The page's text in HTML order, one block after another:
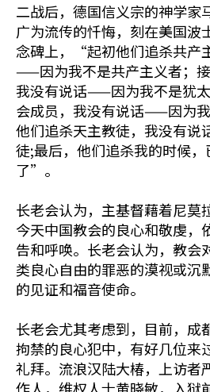
二战后，德国信义宗的神学
广为流传的忏悔，刻在美国波
念碑上，“起初他们追杀共产
——因为我不是共产主义者；接
我没有说话——因为我不是犹
会成员，我没有说话——因为
他们追杀天主教徒，我没有
徒;最后，他们追杀我的时候
了”。
长老会认为，主基督藉着尼莫
今天中国教会的良心和敬虔，
告和呼唤。长老会认为，教会
类良心自由的罪恶的漠视或沉
的见证和福音使命。
长老会尤其考虑到，目前，成
拘禁的良心犯中，有好几位来
礼拜。流浪汉陆大椿，上访者